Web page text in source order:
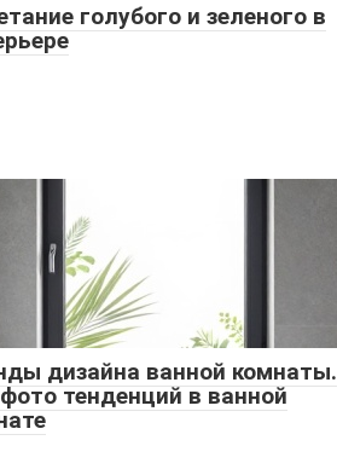
голубого и зеленого в
дизайна ванной комнаты.
тенденций в ванной